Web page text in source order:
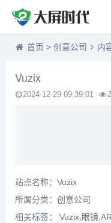
首页 > 创意公司 内
Vuzix
2024-12-29 09:39:01
站点名称：Vuzix
所属分类： 创意公司
相关标签： Vuzix,眼镜